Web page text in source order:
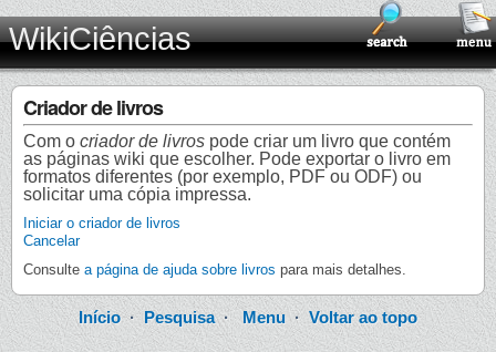
WikiCiências
Criador de livros
Com o criador de livros pode criar um livro que contém
as páginas wiki que escolher. Pode exportar o livro em
formatos diferentes (por exemplo, PDF ou ODF) ou
solicitar uma cópia impressa.
Iniciar o criador de livros
Cancelar
Consulte a página de ajuda sobre livros para mais detalhes.
Início· Pesquisa·Menu · Voltar ao topo